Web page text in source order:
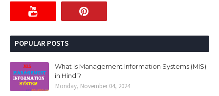
POPULAR POSTS
What is Management Information Systems (MIS)
in Hindi?
Monday, November 04, 2024